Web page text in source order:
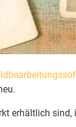
erhältlich